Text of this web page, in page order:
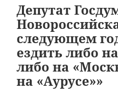
Депутат
следующем
ездить либо
либо на
на «Аурусе»»